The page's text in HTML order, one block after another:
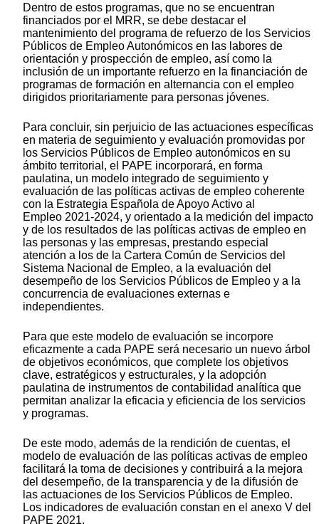
Dentro de estos programas, que no se encuentran
financiados por el MRR, se debe destacar el
mantenimiento del programa de refuerzo de los Servicios
Públicos de Empleo Autonómicos en las labores de
orientación y prospección de empleo, así como la
inclusión de un importante refuerzo en la financiación de
programas de formación en alternancia con el empleo
dirigidos prioritariamente para personas jóvenes.
Para concluir, sin perjuicio de las actuaciones específicas
en materia de seguimiento y evaluación promovidas por
los Servicios Públicos de Empleo autonómicos en su
ámbito territorial, el PAPE incorporará, en forma
paulatina, un modelo integrado de seguimiento y
evaluación de las políticas activas de empleo coherente
con la Estrategia Española de Apoyo Activo al
Empleo 2021-2024, y orientado a la medición del impacto
y de los resultados de las políticas activas de empleo en
las personas y las empresas, prestando especial
atención a los de la Cartera Común de Servicios del
Sistema Nacional de Empleo, a la evaluación del
desempeño de los Servicios Públicos de Empleo y a la
concurrencia de evaluaciones externas e
independientes.
Para que este modelo de evaluación se incorpore
eficazmente a cada PAPE será necesario un nuevo árbol
de objetivos económicos, que complete los objetivos
clave, estratégicos y estructurales, y la adopción
paulatina de instrumentos de contabilidad analítica que
permitan analizar la eficacia y eficiencia de los servicios
y programas.
De este modo, además de la rendición de cuentas, el
modelo de evaluación de las políticas activas de empleo
facilitará la toma de decisiones y contribuirá a la mejora
del desempeño, de la transparencia y de la difusión de
las actuaciones de los Servicios Públicos de Empleo.
Los indicadores de evaluación constan en el anexo V del
PAPE 2021.